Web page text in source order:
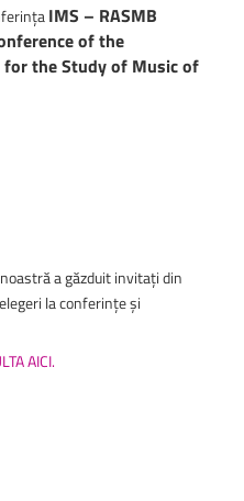
IMS – RASMB
of the
for the Study of Music of
a găzduit invitați din
la conferințe și
AICI.